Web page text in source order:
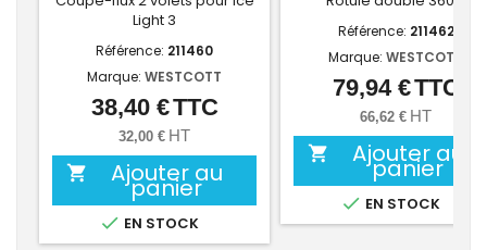
Light 3
Référence: 211460
Marque: WESTCOTT
Prix
38,40 €TTC
32,00 € HT
 Ajouter au
panier
 EN STOCK
Référence: 211462
Marque: WESTCOTT
Prix
79,94 €TTC
66,62 € HT
 Ajouter au
panier
 EN STOCK